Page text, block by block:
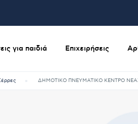
για παιδιά Επιχειρήσεις
ΔΗΜΟΤΙΚΟ ΠΝΕΥΜΑΤΙΚΟ ΚΕΝΤΡΟ